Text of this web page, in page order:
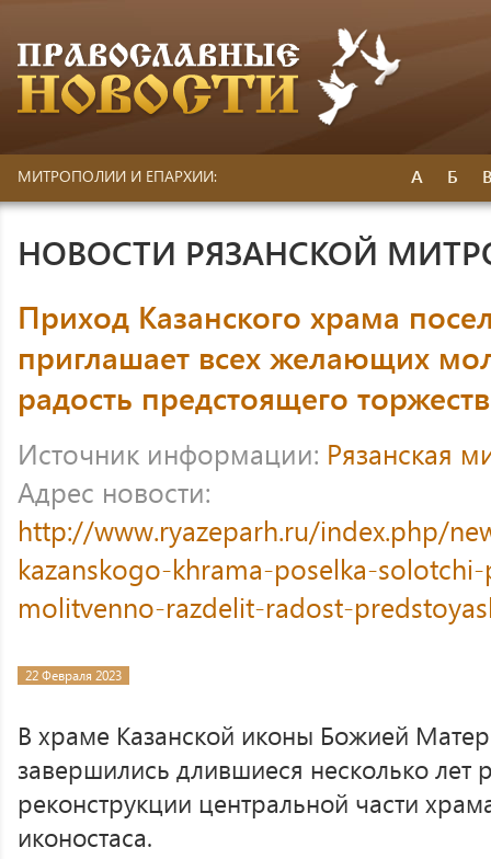
МИТРОПОЛИИ И ЕПАРХИИ: А Б
НОВОСТИ РЯЗАНСКОЙ
Приход Казанского храма
приглашает всех желающих
радость предстоящего
Источник информации: Рязанская
Адрес новости:
http://www.ryazeparh.ru/index.php/
kazanskogo-khrama-poselka-
molitvenno-razdelit-radost-
22 Февраля 2023
В храме Казанской иконы Божией
завершились длившиеся несколько лет
реконструкции центральной части
иконостаса.